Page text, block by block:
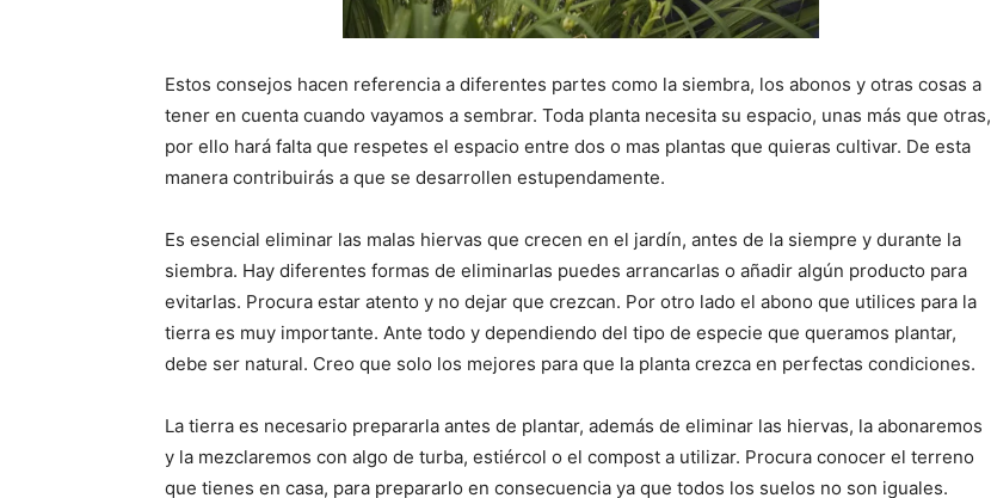
Estos consejos hacen referencia a diferentes partes como la siembra, los abonos y otras cosas a
tener en cuenta cuando vayamos a sembrar. Toda planta necesita su espacio, unas más que otras,
por ello hará falta que respetes el espacio entre dos o mas plantas que quieras cultivar. De esta
manera contribuirás a que se desarrollen estupendamente.
Es esencial eliminar las malas hiervas que crecen en el jardín, antes de la siempre y durante la
siembra. Hay diferentes formas de eliminarlas puedes arrancarlas o añadir algún producto para
evitarlas. Procura estar atento y no dejar que crezcan. Por otro lado el abono que utilices para la
tierra es muy importante. Ante todo y dependiendo del tipo de especie que queramos plantar,
debe ser natural. Creo que solo los mejores para que la planta crezca en perfectas condiciones.
La tierra es necesario prepararla antes de plantar, además de eliminar las hiervas, la abonaremos
y la mezclaremos con algo de turba, estiércol o el compost a utilizar. Procura conocer el terreno
que tienes en casa, para prepararlo en consecuencia ya que todos los suelos no son iguales.